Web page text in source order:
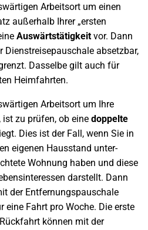
Arbeitsort um einen
außerhalb Ihrer „ersten
Auswärtstätigkeitvor. Dann
Dienstreisepauschale absetzbar,
Dasselbe gilt auch für
Heimfahrten.
Arbeitsort um Ihre
ist zu prüfen, ob eine doppelte
Dies ist der Fall, wenn Sie in
eigenen Hausstand unter-
Wohnung haben und diese
darstellt. Dann
der Entfernungspauschale
eine Fahrt pro Woche. Die erste
können mit der